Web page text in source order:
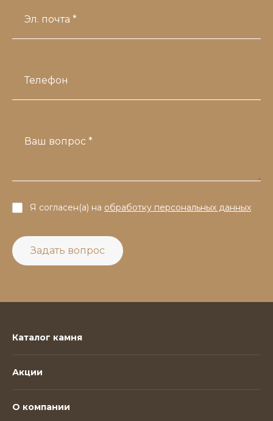
Эл. почта *
Телефон
Ваш вопрос *
Задать вопрос
Я согласен(а) на обработку персональных данных
Каталог камня
Акции
О компании